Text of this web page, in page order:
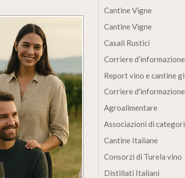
Cantine Vigne
Cantine Vigne
Casali Rustici
Corriere
Report vino e cantine
Corriere
Agroalimentare
Associazioni di
Cantine Italiane
Consorzi di Turela vino
Distillati Italiani